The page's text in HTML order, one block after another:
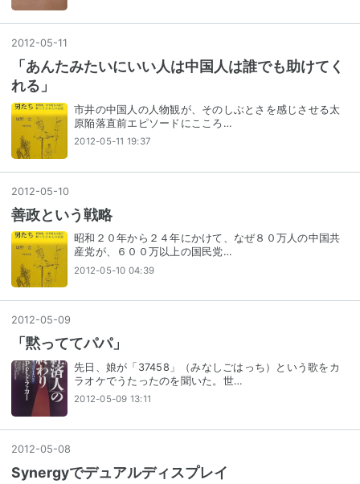
2012-05-11
「あんたみたいにいい人は中国人は誰でも助けてく
れる」
市井の中国人の人物観が、そのしぶとさを感じさせる太
原陥落直前エピソードにこころ…
2012-05-11 19:37
2012-05-10
善政という戦略
昭和２０年から２４年にかけて、なぜ８０万人の中国共
産党が、６００万以上の国民党…
2012-05-10 04:39
2012-05-09
「黙っててパパ」
先日、娘が「37458」（みなしごはっち）という歌をカ
ラオケでうたったのを聞いた。世…
2012-05-09 13:11
2012-05-08
Synergyでデュアルディスプレイ